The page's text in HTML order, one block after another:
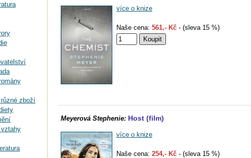
různé zboží
vztahy
více o knize
Naše cena: 561,- Kč - (sleva 15 %)
Meyerová Stephenie: Host (film)
více o knize
Naše cena: 254,- Kč - (sleva 15 %)